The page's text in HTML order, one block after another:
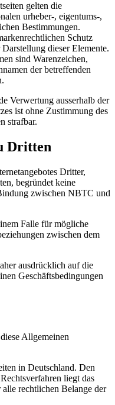
gelten die
urheber-, eigentums-,
Bestimmungen.
Schutz
dieser Elemente.
sind Warenzeichen,
der betreffenden
Verwertung ausserhalb der
ist ohne Zustimmung des
strafbar.
Dritten
Dritter,
begründet keine
zwischen NBTC und
Falle für mögliche
zwischen dem
ausdrücklich auf die
Geschäftsbedingungen
Allgemeinen
in Deutschland. Den
liegt das
rechtlichen Belange der